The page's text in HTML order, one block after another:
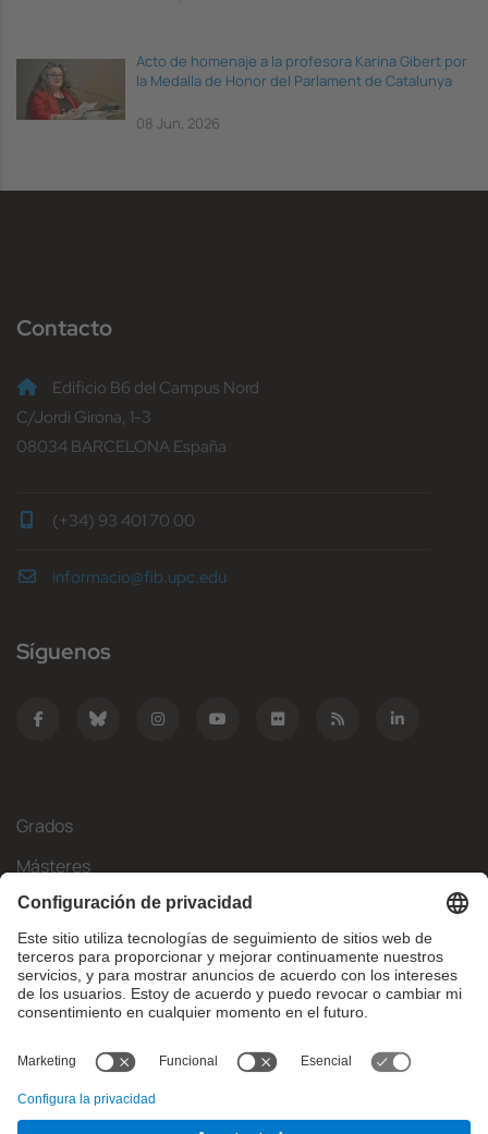
Acto de homenaje a la profesora Karina Gibert por
la Medalla de Honor del Parlament de Catalunya
08 Jun, 2026
Contacto
Edificio B6 del Campus Nord
C/Jordi Girona, 1-3
08034 BARCELONA España
(+34) 93 401 70 00
informacio@fib.upc.edu
Síguenos
Grados
Másteres
Movilidad Internacional
Investigación
Empresa
¿Qué necesitas?